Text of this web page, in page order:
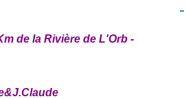
de la Rivière de L'Orb -